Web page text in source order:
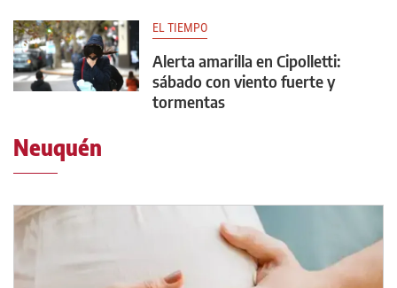
EL TIEMPO
Alerta amarilla en Cipolletti:
sábado con viento fuerte y
tormentas
Neuquén